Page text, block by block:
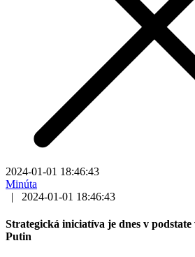
2024-01-01 18:46:43
Minúta
|
2024-01-01 18:46:43
Strategická iniciatíva je dnes v
Putin